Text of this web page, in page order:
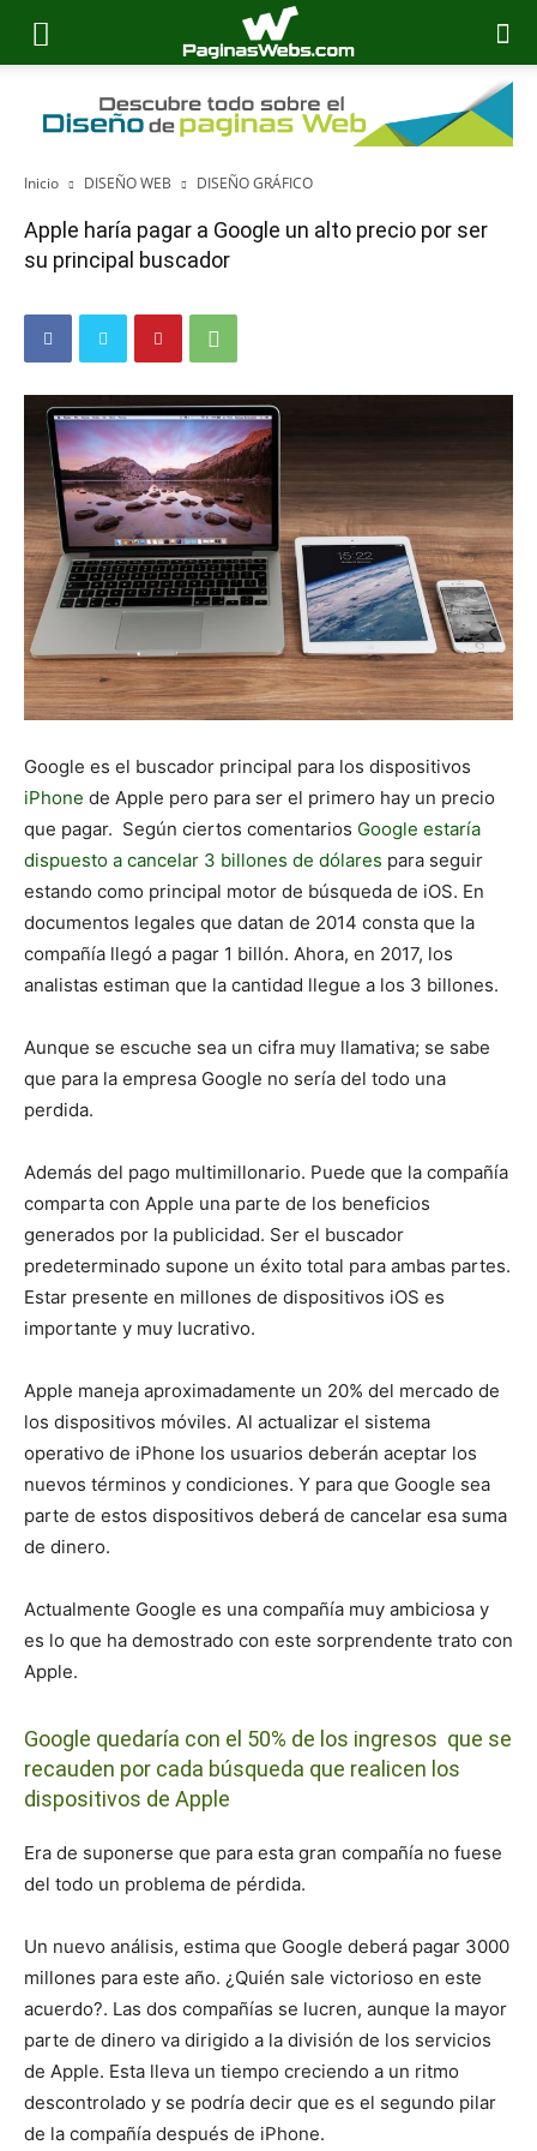
Inicio DISEÑO WEB DISEÑO GRÁFICO
Apple haría pagar a Google un alto precio por ser
su principal buscador
Google es el buscador principal para los dispositivos
iPhone de Apple pero para ser el primero hay un precio
que pagar. Según ciertos comentarios Google estaría
dispuesto a cancelar 3 billones de dólares para seguir
estando como principal motor de búsqueda de iOS. En
documentos legales que datan de 2014 consta que la
compañía llegó a pagar 1 billón. Ahora, en 2017, los
analistas estiman que la cantidad llegue a los 3 billones.
Aunque se escuche sea un cifra muy llamativa; se sabe
que para la empresa Google no sería del todo una
perdida.
Además del pago multimillonario. Puede que la compañía
comparta con Apple una parte de los beneficios
generados por la publicidad. Ser el buscador
predeterminado supone un éxito total para ambas partes.
Estar presente en millones de dispositivos iOS es
importante y muy lucrativo.
Apple maneja aproximadamente un 20% del mercado de
los dispositivos móviles. Al actualizar el sistema
operativo de iPhone los usuarios deberán aceptar los
nuevos términos y condiciones. Y para que Google sea
parte de estos dispositivos deberá de cancelar esa suma
de dinero.
Actualmente Google es una compañía muy ambiciosa y
es lo que ha demostrado con este sorprendente trato con
Apple.
Google quedaría con el 50% de los ingresos que se
recauden por cada búsqueda que realicen los
dispositivos de Apple
Era de suponerse que para esta gran compañía no fuese
del todo un problema de pérdida.
Un nuevo análisis, estima que Google deberá pagar 3000
millones para este año. ¿Quién sale victorioso en este
acuerdo?. Las dos compañías se lucren, aunque la mayor
parte de dinero va dirigido a la división de los servicios
de Apple. Esta lleva un tiempo creciendo a un ritmo
descontrolado y se podría decir que es el segundo pilar
de la compañía después de iPhone.